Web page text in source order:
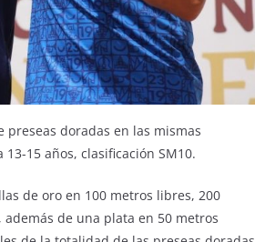
doradas en las mismas
15 años, clasificación SM10.
de oro en 100 metros libres, 200
de una plata en 50 metros